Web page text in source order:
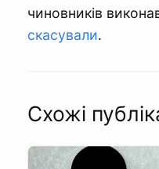
чиновників
скасували.
Схожі